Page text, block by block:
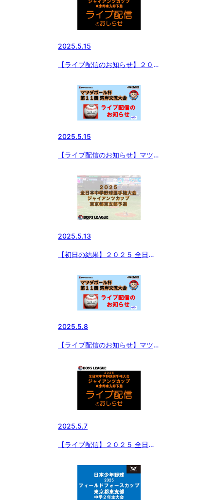
2025.5.15
【ライブ配信のお知らせ】２０２
ャイアンツカップ 東京都東支部
2025.5.15
【ライブ配信のお知らせ】マツダ
2025.5.13
【初日の結果】２０２５ 全日本
ツカップ 東京都東支部予選
2025.5.8
【ライブ配信のお知らせ】マツダ
予選リーグC組
2025.5.7
【ライブ配信】２０２５ 全日本
ツカップ 東京都東支部予選